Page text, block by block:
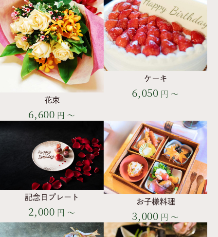
花束
6,600 円 ～
ケーキ
6,050 円 ～
記念日プレート
2,000 円 ～
お子様料理
3,000 円 ～